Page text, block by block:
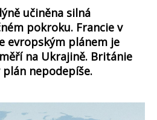
učiněna silná
pokroku. Francie v
evropským plánem je
na Ukrajině. Británie
nepodepíše.